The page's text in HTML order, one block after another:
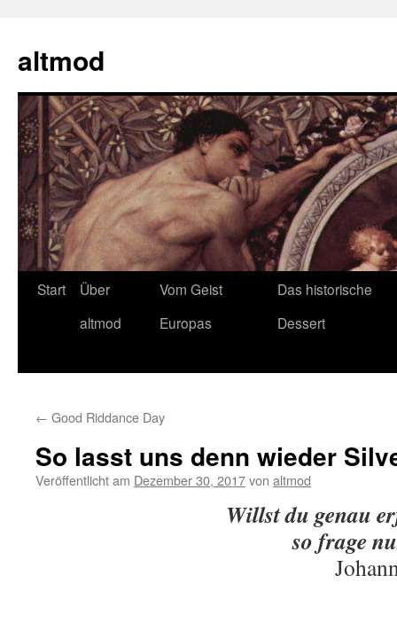
springen
altmod
Start
Über
altmod
Vom Geist
Europas
Das historische
Dessert
← Good Riddance Day
So lasst uns denn wieder
Veröffentlicht am Dezember 30, 2017von altmod
Willst du genau
so frage